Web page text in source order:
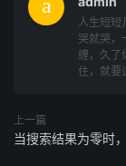
人生短短
哭就哭，
缠，久了
住，就要
上一篇
当搜索结果为零时